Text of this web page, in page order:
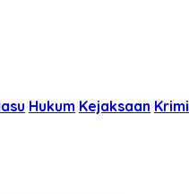
Hukum Kejaksaan